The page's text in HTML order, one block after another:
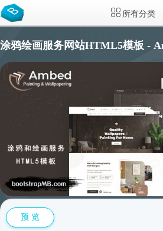
所有分类
涂鸦绘画服务网站HTML5模板 -
预 览